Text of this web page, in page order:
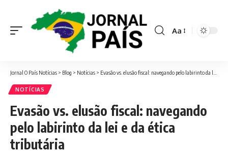
Font
Aa
Jornal O País Notícias > Blog > Notícias > Evasão vs. elusão fiscal: navegando pelo labirinto da lei e da ética tributária
NOTÍCIAS
Evasão vs. elusão fiscal: navegando
pelo labirinto da lei e da ética
tributária